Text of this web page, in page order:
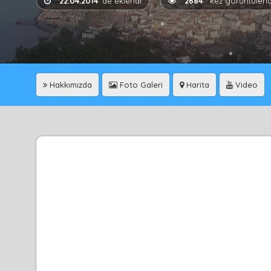
Hakkımızda Foto Galeri Harita Video